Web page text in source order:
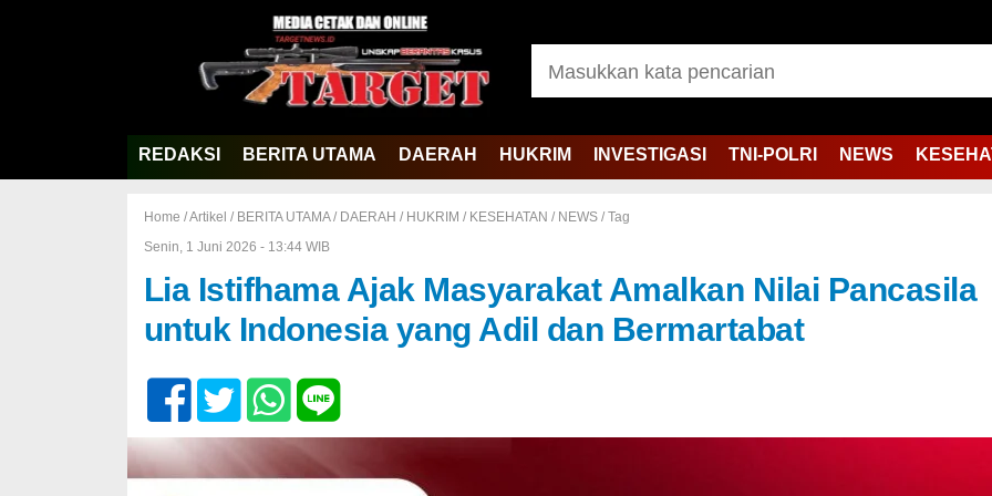
REDAKSI BERITA UTAMA DAERAH HUKRIM INVESTIGASI TNI-POLRI NEWS
Home /Artikel / BERITA UTAMA/ DAERAH / HUKRIM / KESEHATAN / NEWS/ Tag
Senin, 1 Juni 2026 - 13:44 WIB
Lia Istifhama Ajak Masyarakat Amalkan Nilai Pancasila
untuk Indonesia yang Adil dan Bermartabat